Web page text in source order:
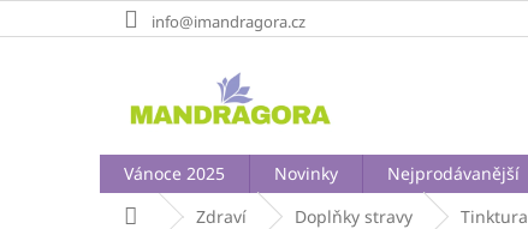
na
info@imandragora.cz
Vánoce 2025 Novinky Nejprodávanější
Domů Zdraví Doplňky stravy Tinktura